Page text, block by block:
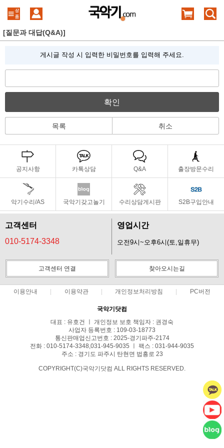
[질문과 대답(Q&A)]
게시글 작성 시 입력한 비밀번호를 입력해 주세요.
확인
목록 취소
공지사항 카톡상담 Q&A 출장방문수리
악기수리/AS 국악기갖고놀기 수리상담게시판 S2B구입안내
고객센터
010-5174-3348
영업시간
오전9시~오후6시(토,일휴무)
고객센터 연결 찾아오시는길
이용안내 이용약관 개인정보처리방침 PC버전
국악기닷컴
대표 : 유호건 ㅣ 개인정보 보호 책임자 : 권경숙
사업자 등록번호 : 109-03-18773
통신판매업신고번호 : 2025-경기파주-2174
전화 : 010-5174-3348,031-945-9035 ㅣ 팩스 : 031-944-9035
주소 : 경기도 파주시 탄현면 법흥로 23
COPYRIGHT(C)국악기닷컴 ALL RIGHTS RESERVED.